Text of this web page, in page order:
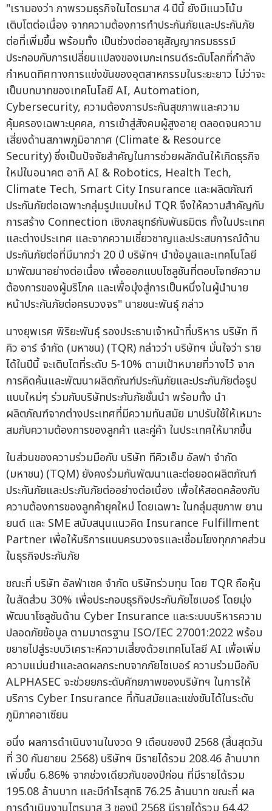
"เรามองว่า ภาพรวมธุรกิจในไตรมาส 4 ปีนี้ ยังมีแนวโน้ม
เติบโตต่อเนื่อง จากความต้องการทำประกันภัยและประกันภัย
ต่อที่เพิ่มขึ้น พร้อมทั้ง เป็นช่วงต่ออายุสัญญากรมธรรม์
ประกอบกับการเปลี่ยนแปลงของเมกะเทรนด์ระดับโลกที่กำลัง
กำหนดทิศทางการแข่งขันของอุตสาหกรรมในระยะยาว ไม่ว่าจะ
เป็นบทบาทของเทคโนโลยี AI, Automation,
Cybersecurity, ความต้องการประกันสุขภาพและความ
คุ้มครองเฉพาะบุคคล, การเข้าสู่สังคมผู้สูงอายุ ตลอดจนความ
เสี่ยงด้านสภาพภูมิอากาศ (Climate & Resource
Security) ซึ่งเป็นปัจจัยสำคัญในการช่วยผลักดันให้เกิดธุรกิจ
ใหม่ในอนาคต อาทิ AI & Robotics, Health Tech,
Climate Tech, Smart City Insurance และผลิตภัณฑ์
ประกันภัยต่อเฉพาะกลุ่มรูปแบบใหม่ TQR จึงให้ความสำคัญกับ
การสร้าง Connection เชิงกลยุทธ์กับพันธมิตร ทั้งในประเทศ
และต่างประเทศ และจากความเชี่ยวชาญและประสบการณ์ด้าน
ประกันภัยต่อที่มีมากว่า 20 ปี บริษัทฯ นำข้อมูลและเทคโนโลยี
มาพัฒนาอย่างต่อเนื่อง เพื่อออกแบบโซลูชันที่ตอบโจทย์ความ
ต้องการของผู้บริโภค และเพื่อมุ่งสู่การเป็นหนึ่งในผู้นำนาย
หน้าประกันภัยต่อครบวงจร" นายชนะพันธุ์ กล่าว
นางยุพเรศ พิริยะพันธุ์ รองประธานเจ้าหน้าที่บริหาร บริษัท ที
คิว อาร์ จำกัด (มหาชน) (TQR) กล่าวว่า บริษัทฯ มั่นใจว่า ราย
ได้ในปีนี้ จะเติบโตที่ระดับ 5-10% ตามเป้าหมายที่วางไว้ จาก
การคิดค้นและพัฒนาผลิตภัณฑ์ประกันภัยและประกันภัยต่อรูป
แบบใหม่ๆ ร่วมกับบริษัทประกันภัยชั้นนำ พร้อมทั้ง นำ
ผลิตภัณฑ์จากต่างประเทศที่มีความทันสมัย มาปรับใช้ให้เหมาะ
สมกับความต้องการของลูกค้า และคู่ค้า ในประเทศให้มากขึ้น
ในส่วนของความร่วมมือกับ บริษัท ทีคิวเอ็ม อัลฟา จำกัด
(มหาชน) (TQM) ยังคงร่วมกันพัฒนาและต่อยอดผลิตภัณฑ์
ประกันภัยและประกันภัยต่ออย่างต่อเนื่อง เพื่อให้สอดคล้องกับ
ความต้องการของลูกค้ายุคใหม่ โดยเฉพาะ ในกลุ่มสุขภาพ ยาน
ยนต์ และ SME สนับสนุนแนวคิด Insurance Fulfillment
Partner เพื่อให้บริการแบบครบวงจรและเชื่อมโยงทุกภาคส่วน
ในธุรกิจประกันภัย
ขณะที่ บริษัท อัลฟ่าเซค จำกัด บริษัทร่วมทุน โดย TQR ถือหุ้น
ในสัดส่วน 30% เพื่อประกอบธุรกิจประกันภัยไซเบอร์ โดยมุ่ง
พัฒนาโซลูชันด้าน Cyber Insurance และระบบบริหารความ
ปลอดภัยข้อมูล ตามมาตรฐาน ISO/IEC 27001:2022 พร้อม
ขยายไปสู่ระบบวิเคราะห์ความเสี่ยงด้วยเทคโนโลยี AI เพื่อเพิ่ม
ความแม่นยำและลดผลกระทบจากภัยไซเบอร์ ความร่วมมือกับ
ALPHASEC จะช่วยยกระดับศักยภาพของบริษัทฯ ในการให้
บริการ Cyber Insurance ที่ทันสมัยและแข่งขันได้ในระดับ
ภูมิภาคอาเซียน
อนึ่ง ผลการดำเนินงานในงวด 9 เดือนของปี 2568 (สิ้นสุดวัน
ที่ 30 กันยายน 2568) บริษัทฯ มีรายได้รวม 208.46 ล้านบาท
เพิ่มขึ้น 6.86% จากช่วงเดียวกันของปีก่อน ที่มีรายได้รวม
195.08 ล้านบาท และมีกำไรสุทธิ 76.25 ล้านบาท ขณะที่ ผล